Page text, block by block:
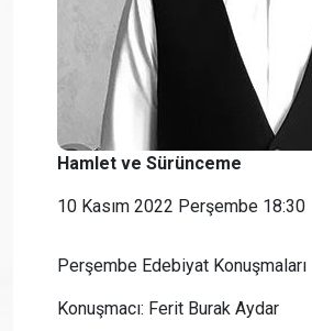
Hamlet ve Sürünceme
10 Kasım 2022 Perşembe 18:30
Perşembe Edebiyat Konuşmaları
Konuşmacı: Ferit Burak Aydar